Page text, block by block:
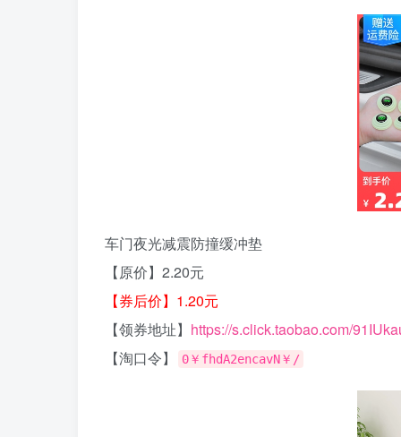
车门夜光减震防撞缓冲垫
【原价】2.20元
【券后价】1.20元
【领券地址】 https://s.click.taobao.com/
【淘口令】
0￥fhdA2encavN￥/